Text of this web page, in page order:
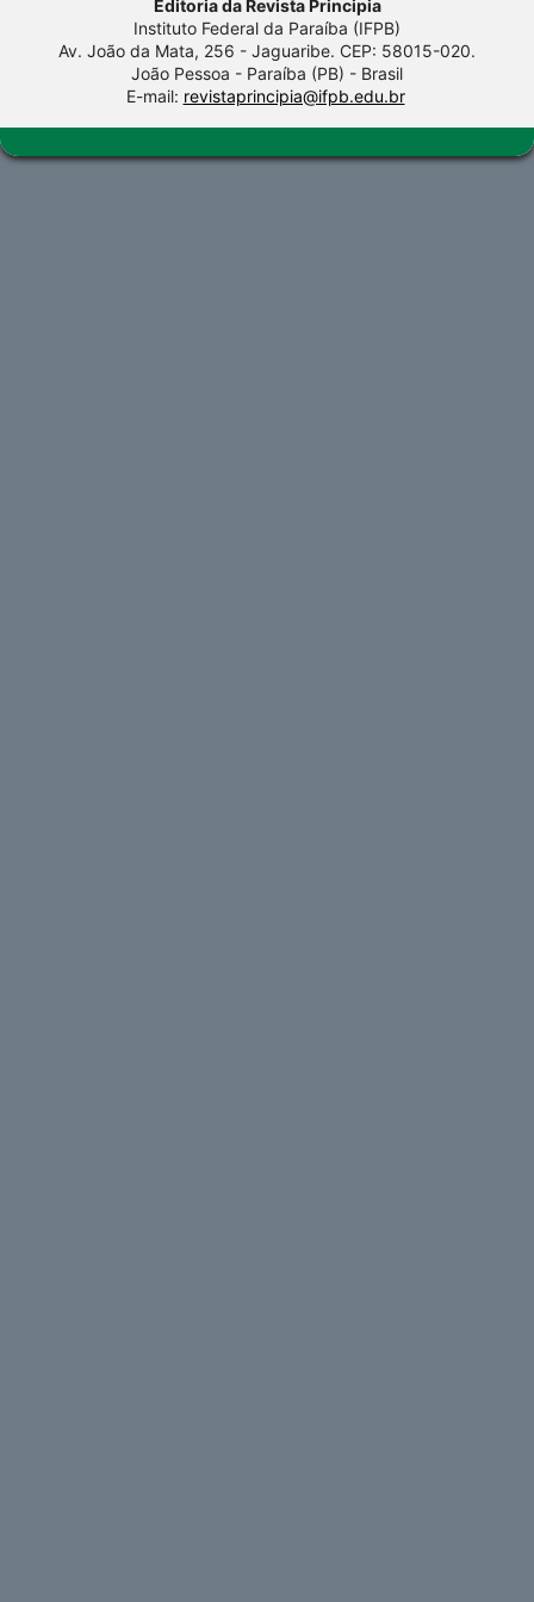
Editoria da Revista Principia
Instituto Federal da Paraíba (IFPB)
Av. João da Mata, 256 - Jaguaribe. CEP: 58015-020.
João Pessoa - Paraíba (PB) - Brasil
E-mail: revistaprincipia@ifpb.edu.br